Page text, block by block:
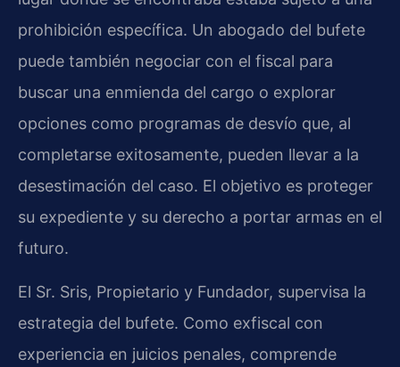
prohibición específica. Un abogado del bufete
puede también negociar con el fiscal para
buscar una enmienda del cargo o explorar
opciones como programas de desvío que, al
completarse exitosamente, pueden llevar a la
desestimación del caso. El objetivo es proteger
su expediente y su derecho a portar armas en el
futuro.
El Sr. Sris, Propietario y Fundador, supervisa la
estrategia del bufete. Como exfiscal con
experiencia en juicios penales, comprende